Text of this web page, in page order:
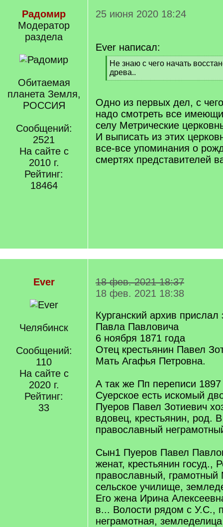
Радомир
Модератор
раздела
Обитаемая
планета Земля,
РОССИЯ
Сообщений:
2521
На сайте с
2010 г.
Рейтинг:
18464
25 июня 2020 18:24
Ever написал:
[
q
]
Не знаю с чего начать
древа..
[
q
]
Одно из первых дел, с
надо смотреть все
селу Метрические
И выписать из этих
все-все упоминания о
смертях представителей
Ever
Челябинск
Сообщений:
110
На сайте с
2020 г.
Рейтинг:
33
18 фев. 2021 18:37
18 фев. 2021 18:38
Курганский архив
Павла Павловича
6 ноября 1871 года
Отец крестьянин Павел
Мать Агафья Петровна.
А так же Пп переписи 1897
Суерское есть искомый
Пуеров Павел Зотиевич
вдовец, крестьянин, род.
православный
Сын1 Пуеров Павел
женат, крестьянин госуд.,
православный, грамотный
сельское училище,
Его жена Ирина
в... Волости рядом с У.С.,
неграмотная,